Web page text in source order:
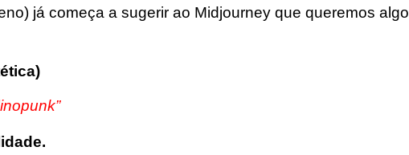
já começa a sugerir ao Midjourney que queremos